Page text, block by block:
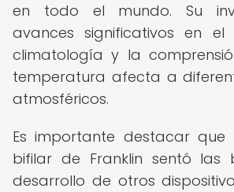
en todo el mundo. Su
avances significativos en
climatología y la
temperatura afecta a
atmosféricos.
Es importante destacar que
bifilar de Franklin sentó las
desarrollo de otros